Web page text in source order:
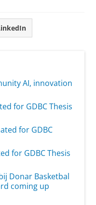
AI, innovation
for GDBC Thesis
for GDBC
for GDBC Thesis
Donar Basketbal
coming up